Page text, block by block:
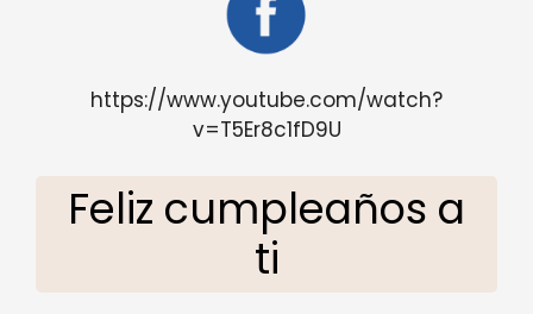
https://www.youtube.com/watch?
v=T5Er8c1fD9U
Feliz cumpleaños a
ti